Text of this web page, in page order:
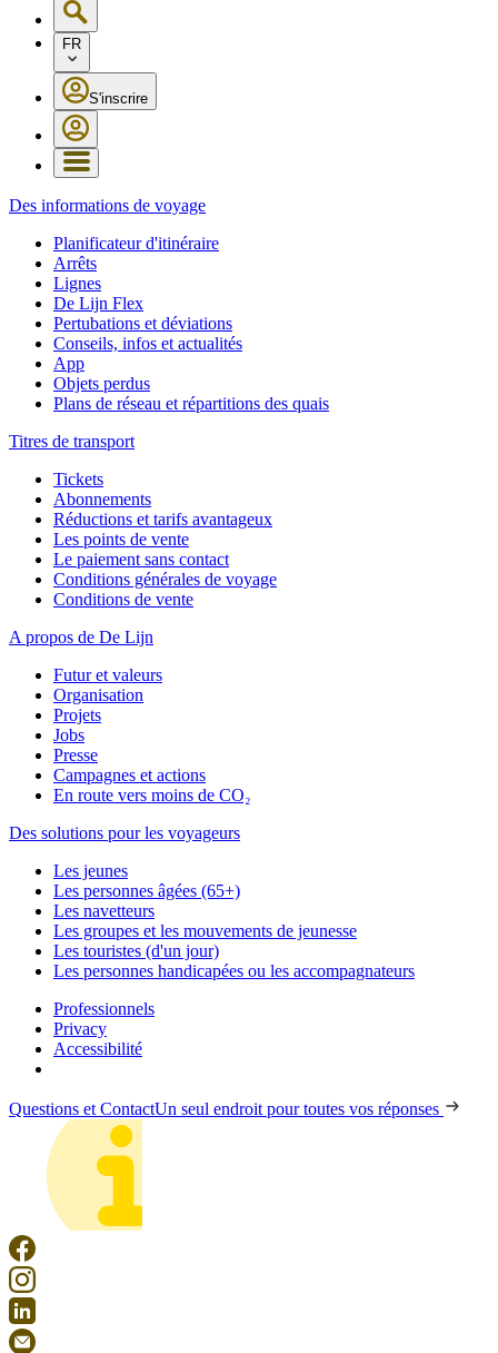
FR
S'inscrire
Des informations de voyage
Planificateur d'itinéraire
Arrêts
Lignes
De Lijn Flex
Pertubations et déviations
Conseils, infos et actualités
App
Objets perdus
Plans de réseau et répartitions des quais
Titres de transport
Tickets
Abonnements
Réductions et tarifs avantageux
Les points de vente
Le paiement sans contact
Conditions générales de voyage
Conditions de vente
A propos de De Lijn
Futur et valeurs
Organisation
Projets
Jobs
Presse
Campagnes et actions
En route vers moins de CO₂
Des solutions pour les voyageurs
Les jeunes
Les personnes âgées (65+)
Les navetteurs
Les groupes et les mouvements de jeunesse
Les touristes (d'un jour)
Les personnes handicapées ou les accompagnateurs
Professionnels
Privacy
Accessibilité
Questions et ContactUn seul endroit pour toutes vos réponses